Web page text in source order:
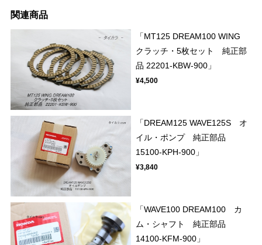
関連商品
「MT125 DREAM100 WING
クラッチ・5枚セット 純正部
品 22201-KBW-900」
¥4,500
「DREAM125 WAVE125S オ
イル・ポンプ 純正部品
15100-KPH-900」
¥3,840
「WAVE100 DREAM100 カ
ム・シャフト 純正部品
14100-KFM-900」